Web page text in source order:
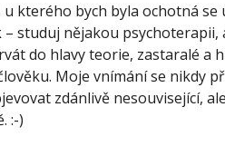
kterého bych byla ochotná se
studuj nějakou psychoterapii,
do hlavy teorie, zastaralé a
Moje vnímání se nikdy
zdánlivě nesouvisející,
:-)